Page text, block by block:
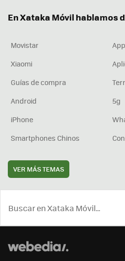
En Xataka Móvil hablamos
Movistar
Xiaomi
Guías de compra
Android
5g
iPhone
Smartphones Chinos
VER MÁS TEMAS